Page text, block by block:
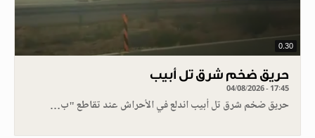
0.30
حريق ضخم شرق تل أبيب
04/08/2026 - 17:45
حريق ضخم شرق تل أبيب اندلع في الأحراش عند تقاطع "ب…